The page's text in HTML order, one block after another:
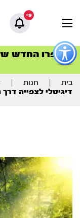
כפתור
לפתיחת
תפריט
9+
הסדרה
ספרו החדש של
הצטרפו
הסדרה
תוכן
מרכזי
בית חנות
דיגיטלי לצפייה דרך